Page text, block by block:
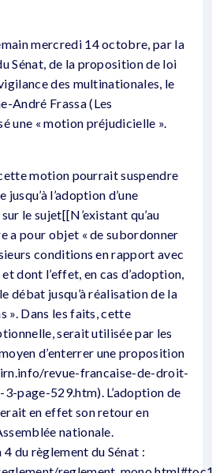
mercredi 14 octobre, par la
Sénat, de la proposition de loi
des multinationales, le
André Frassa (Les
une « motion préjudicielle ».
motion pourrait suspendre
l’adoption d’une
le sujet[[N’existant qu’au
a pour objet « de subordonner
conditions en rapport avec
dont l’effet, en cas d’adoption,
débat jusqu’à réalisation de la
». Dans les faits, cette
serait utilisée par les
d’enterrer une proposition
revue-francaise-de-droit-
page-529.htm). L’adoption de
en effet son retour en
nationale.
du règlement du Sénat :